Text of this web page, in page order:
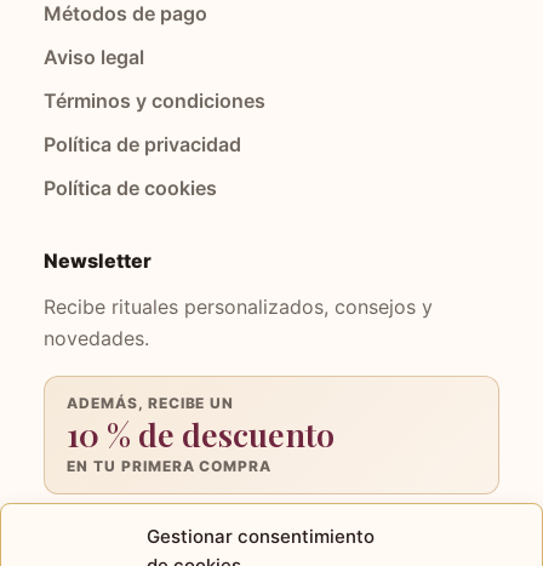
Gestionar consentimiento
Métodos de pago
Aviso legal
Términos y condiciones
Política de privacidad
Política de cookies
Newsletter
Recibe rituales personalizados, consejos y
novedades.
ADEMÁS, RECIBE UN
10 % de descuento
EN TU PRIMERA COMPRA